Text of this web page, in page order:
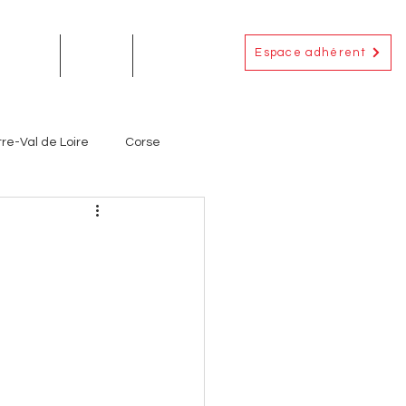
Espace adhérent
Val de Loire Corse
Outre-Mer